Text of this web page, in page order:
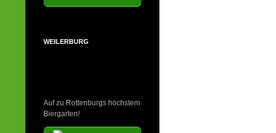
WEILERBURG
Auf zu Rottenburgs höchstem
Biergarten!